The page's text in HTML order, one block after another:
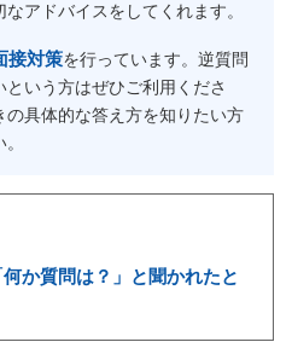
アドバイスをしてくれます。
接対策を行っています。逆質問
いう方はぜひご利用くださ
具体的な答え方を知りたい方
か質問は？」と聞かれたと